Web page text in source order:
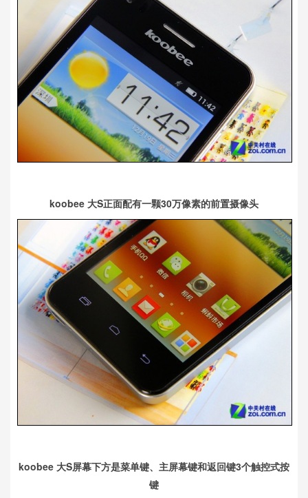
koobee 大S正面配有一颗30万像素的前置摄像头
koobee 大S屏幕下方是菜单键、主屏幕键和返回键3个触控式按
键